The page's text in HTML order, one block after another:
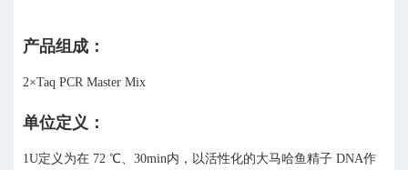
产品组成：
2×Taq PCR Master Mix
单位定义：
1U定义为在 72 ℃、30min内，以活性化的大马哈鱼精子 DNA作